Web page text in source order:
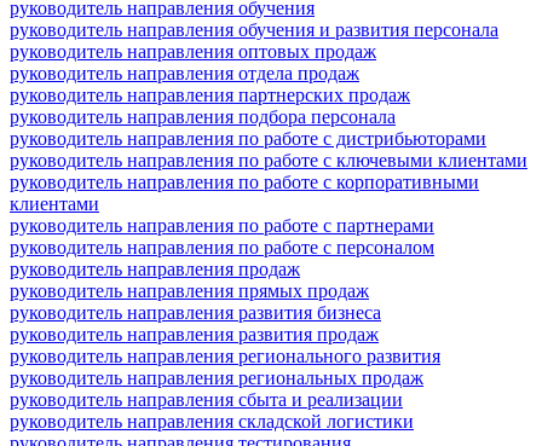
руководитель направления обучения
руководитель направления обучения и развития персонала
руководитель направления оптовых продаж
руководитель направления отдела продаж
руководитель направления партнерских продаж
руководитель направления подбора персонала
руководитель направления по работе с дистрибьюторами
руководитель направления по работе с ключевыми клиентами
руководитель направления по работе с корпоративными
клиентами
руководитель направления по работе с партнерами
руководитель направления по работе с персоналом
руководитель направления продаж
руководитель направления прямых продаж
руководитель направления развития бизнеса
руководитель направления развития продаж
руководитель направления регионального развития
руководитель направления региональных продаж
руководитель направления сбыта и реализации
руководитель направления складской логистики